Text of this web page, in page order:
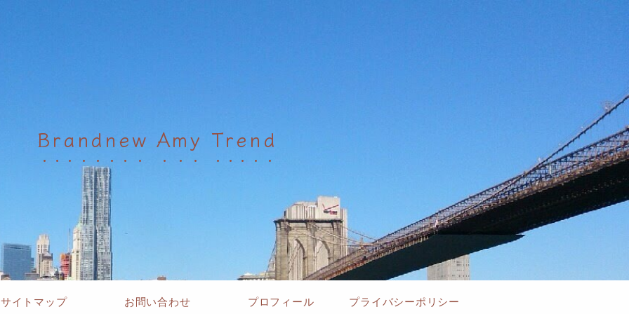
Brandnew Amy Trend
サイトマップ お問い合わせ プロフィール プライバシーポリシー